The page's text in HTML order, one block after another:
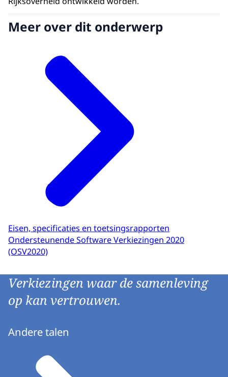
Meer over dit onderwerp
Eisen, specificaties en toetsingsrapporten
Ondersteunende Software Verkiezingen 2020
(OSV2020)
Verkiezingen waar de samenleving
op kan vertrouwen.
Andere talen